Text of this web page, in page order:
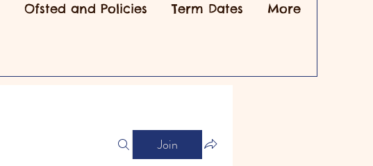
Ofsted and Policies Term Dates More
Join